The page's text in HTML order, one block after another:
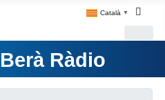
Català ▼
Ràdio